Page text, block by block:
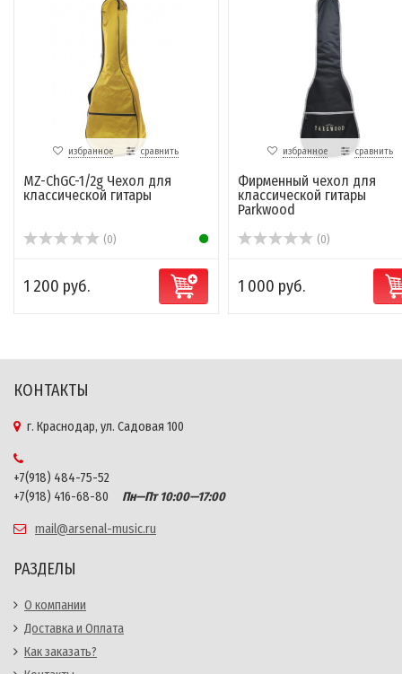
избранное сравнить
MZ-ChGC-1/2g Чехол для
классической гитары
(0)
1 200 руб.
избранное сравнить
Фирменный чехол для
классической гитары
Parkwood
(0)
1 000 руб.
КОНТАКТЫ
г. Краснодар, ул. Садовая 100
+7(918) 484-75-52
+7(918) 416-68-80
Пн—Пт 10:00—17:00
mail@arsenal-music.ru
РАЗДЕЛЫ
О компании
Доставка и Оплата
Как заказать?